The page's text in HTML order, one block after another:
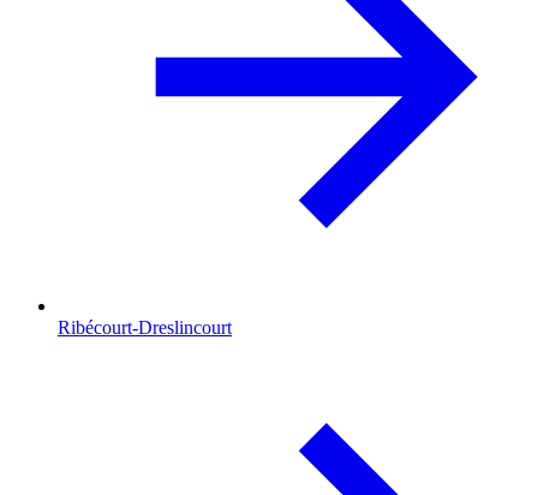
Ribécourt-Dreslincourt